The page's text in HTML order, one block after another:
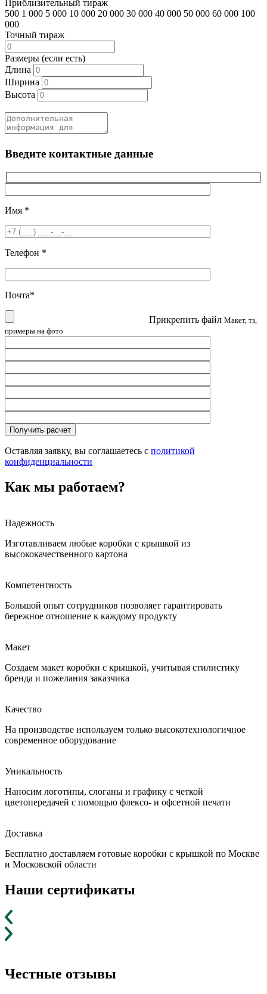
Приблизительный тираж
500 1 000 5 000 10 000 20 000 30 000 40 000 50 000 60 000 100
000
Точный тираж
Размеры (если есть)
Длина
Ширина
Высота
Введите контактные данные
Имя *
Телефон *
Почта*
Прикрепить файл Макет, тз,
примеры на фото
Оставляя заявку, вы соглашаетесь с политикой
конфиденциальности
Как мы работаем?
Надежность
Изготавливаем любые коробки с крышкой из
высококачественного картона
Компетентность
Большой опыт сотрудников позволяет гарантировать
бережное отношение к каждому продукту
Макет
Создаем макет коробки с крышкой, учитывая стилистику
бренда и пожелания заказчика
Качество
На производстве используем только высокотехнологичное
современное оборудование
Уникальность
Наносим логотипы, слоганы и графику с четкой
цветопередачей с помощью флексо- и офсетной печати
Доставка
Бесплатно доставляем готовые коробки с крышкой по Москве
и Московской области
Наши сертификаты
Честные отзывы